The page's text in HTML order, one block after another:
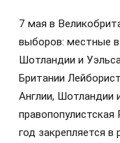
7 мая в
выборов: местные
Шотландии и
Британии
Англии, Шотландии
год закрепляется в